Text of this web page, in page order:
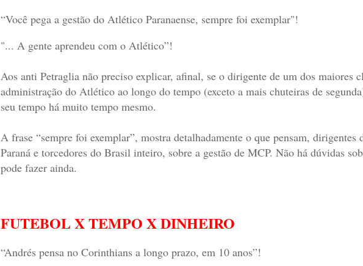
“Você pega a gestão do Atlético Paranaense, sempre foi exemplar"!
"... A gente aprendeu com o Atlético”!
Aos anti Petraglia não preciso explicar, afinal, se o dirigente de um dos maiores
administração do Atlético ao longo do tempo (exceto a mais chuteiras de
seu tempo há muito tempo mesmo.
A frase “sempre foi exemplar”, mostra detalhadamente o que pensam,
Paraná e torcedores do Brasil inteiro, sobre a gestão de MCP. Não há dúvidas
pode fazer ainda.
FUTEBOL X TEMPO X DINHEIRO
“Andrés pensa no Corinthians a longo prazo, em 10 anos”!